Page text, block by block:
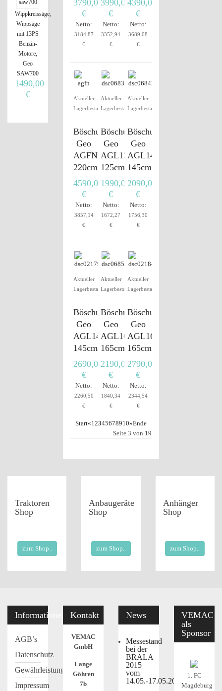
3790,00
€
Netto:
3184,87
€
3990,00
€
Netto:
3352,94
€
4390,00
€
Netto:
3689,08
€
Aktueller
Lagerbestand
Böschungsmulcher
Geo
AGFN220
220cm
4590,00
€
Netto:
3857,14
€
Aktueller
Lagerbestand
Böschungsmulcher
Geo
AGL125
125cm
1990,00
€
Netto:
1672,27
€
Aktueller
Lagerbestand
Böschungsmulcher
Geo
AGL145
145cm
2090,00
€
Netto:
1756,30
€
Aktueller
Lagerbestand
Böschungsmulcher
Geo
AGL145C
145cm
2690,00
€
Netto:
2260,50
€
Aktueller
Lagerbestand
Böschungsmulcher
Geo
AGL165
165cm
2190,00
€
Netto:
1840,34
€
Aktueller
Lagerbestand
Böschungsmulcher
Geo
AGL165C
165cm
2790,00
€
Netto:
2344,54
€
Start«12345678910»Ende
Seite 3 von 19
Wippkreissäge,
Wippsäge
mit 13PS
Benzin-
Motore,
Geo
SAW700
1490,00
€
Traktoren
Shop
zum Shop..
Anbaugeräte
Shop
zum Shop..
Anhänger
Shop
zum Shop..
Informationen
AGB’s
Datenschutz
Gewährleistung
Impressum
Kontakt
VEMAC
GmbH
Lange
Göhren
7b
News
Messestand
bei der
BRALA
2015
vom
14.05.-17.05.2015
VEMAC
als
Sponsor
1. FC
Magdeburg